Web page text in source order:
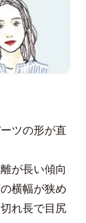
ツの形が直
が長い傾向
横幅が狭め
れ長で目尻